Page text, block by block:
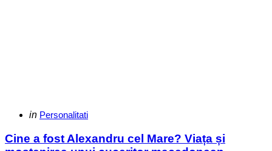
Categories
Posted
in Personalitati
Cine a fost Alexandru cel Mare? Viața și